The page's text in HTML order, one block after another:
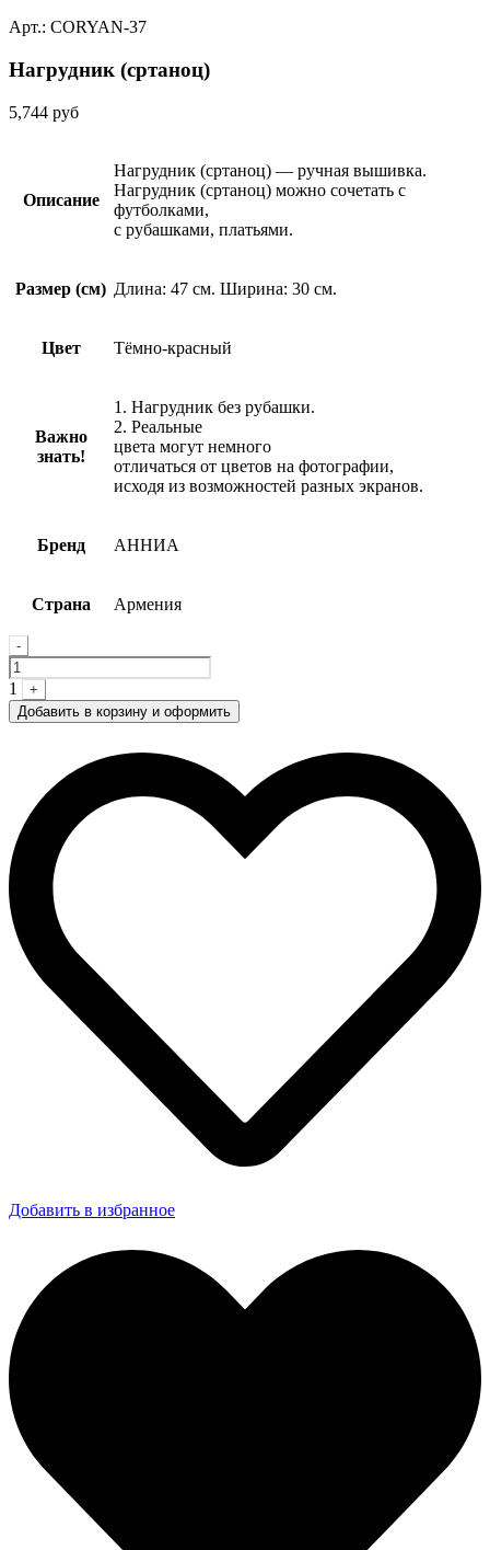
Арт.: CORYAN-37
Нагрудник (сртаноц)
5,744 руб
Описание
Нагрудник (сртаноц) — ручная вышивка.
Нагрудник (сртаноц) можно сочетать с
футболками,
с рубашками, платьями.
Размер (см) Длина: 47 см. Ширина: 30 см.
Цвет Тёмно-красный
Важно
знать!
1. Нагрудник без рубашки.
2. Реальные
цвета могут немного
отличаться от цветов на фотографии,
исходя из возможностей разных экранов.
Бренд АННИА
Страна Армения
Quantity
-
1
+
Добавить в корзину и оформить
Добавить в избранное